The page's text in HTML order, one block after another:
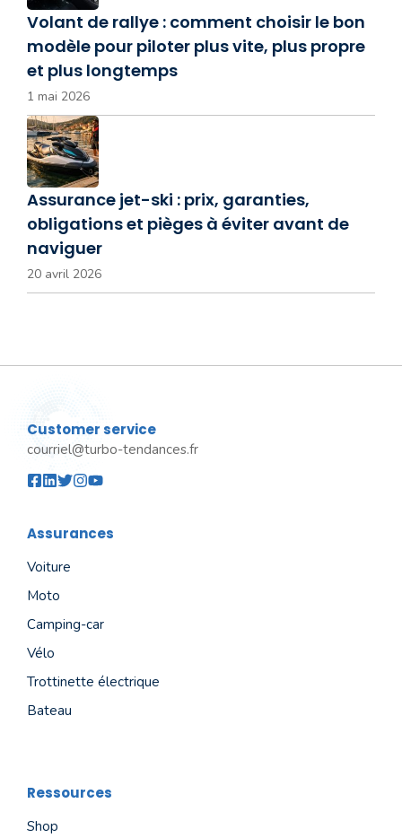
Volant de rallye : comment choisir le bon
modèle pour piloter plus vite, plus propre
et plus longtemps
1 mai 2026
Assurance jet-ski : prix, garanties,
obligations et pièges à éviter avant de
naviguer
20 avril 2026
Customer service
courriel@turbo-tendances.fr
Assurances
Voiture
Moto
Camping-car
Vélo
Trottinette électrique
Bateau
Ressources
Shop